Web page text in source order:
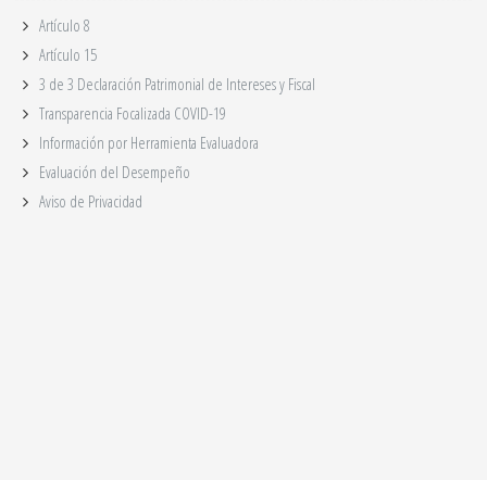
Artículo 8
Artículo 15
3 de 3 Declaración Patrimonial de Intereses y Fiscal
Transparencia Focalizada COVID-19
Información por Herramienta Evaluadora
Evaluación del Desempeño
Aviso de Privacidad